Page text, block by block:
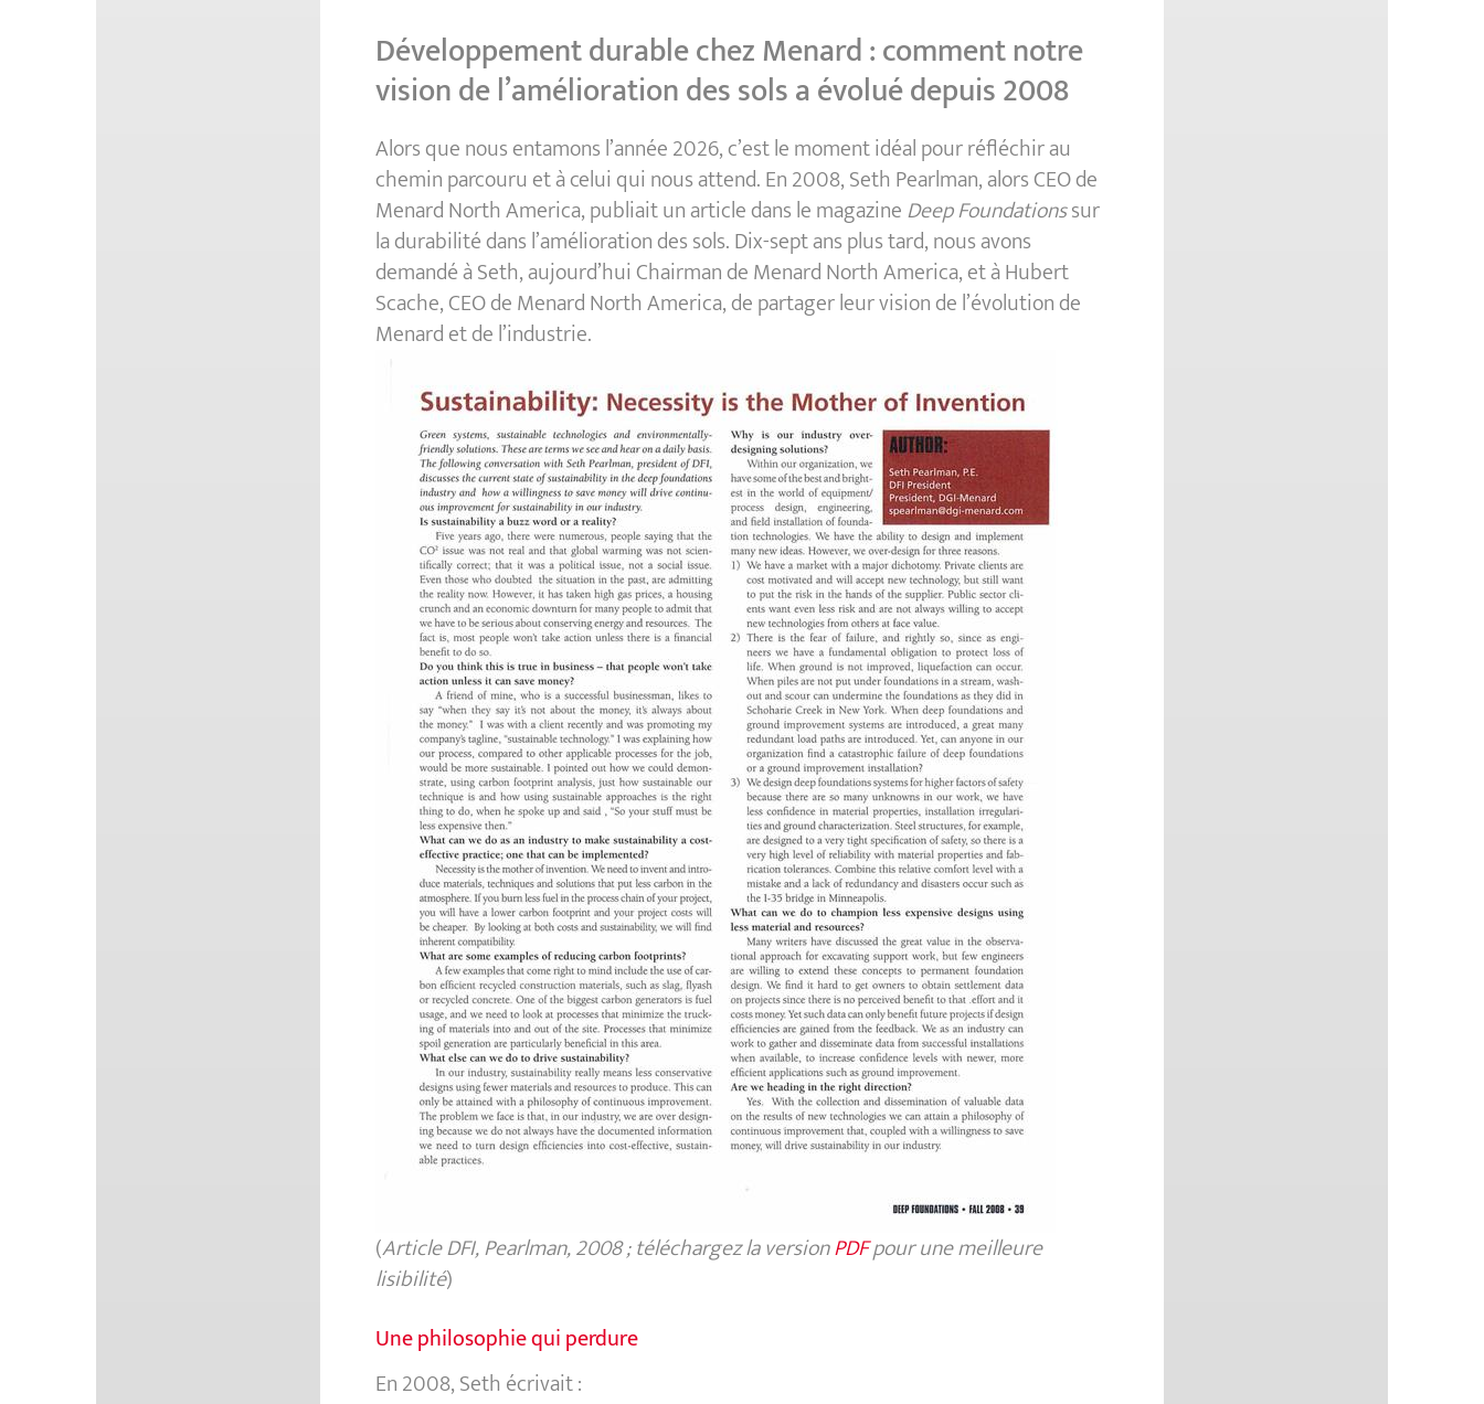
Développement durable chez Menard : comment notre
vision de l’amélioration des sols a évolué depuis 2008
Alors que nous entamons l’année 2026, c’est le moment idéal pour réfléchir au
chemin parcouru et à celui qui nous attend. En 2008, Seth Pearlman, alors CEO de
Menard North America, publiait un article dans le magazineDeep Foundationssur
la durabilité dans l’amélioration des sols. Dix-sept ans plus tard, nous avons
demandé à Seth, aujourd’hui Chairman de Menard North America, et à Hubert
Scache, CEO de Menard North America, de partager leur vision de l’évolution de
Menard et de l’industrie.
(Article DFI, Pearlman, 2008 ; téléchargez la versionPDFpour une meilleure
lisibilité)
Une philosophie qui perdure
En 2008, Seth écrivait :